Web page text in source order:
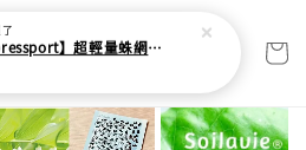
瑞士【Compressport】超輕量蛛網頭帶